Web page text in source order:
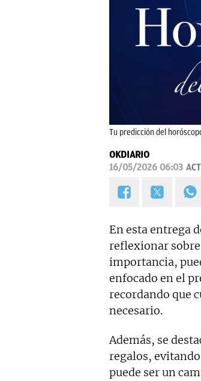
Tu predicción del
OKDIARIO
16/05/2026 06:03
En esta entrega
reflexionar sobre
importancia,
enfocado en el
recordando que
necesario.
Además, se
regalos,
puede ser un